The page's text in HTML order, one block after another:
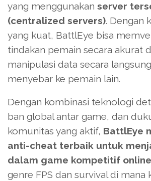
yang menggunakan server
(centralized servers). Dengan
yang kuat, BattlEye bisa
tindakan pemain secara akurat
manipulasi data secara
menyebar ke pemain lain.
Dengan kombinasi teknologi
ban global antar game, dan
komunitas yang aktif, BattlEye
anti-cheat terbaik untuk
dalam game kompetitif online
genre FPS dan survival di mana